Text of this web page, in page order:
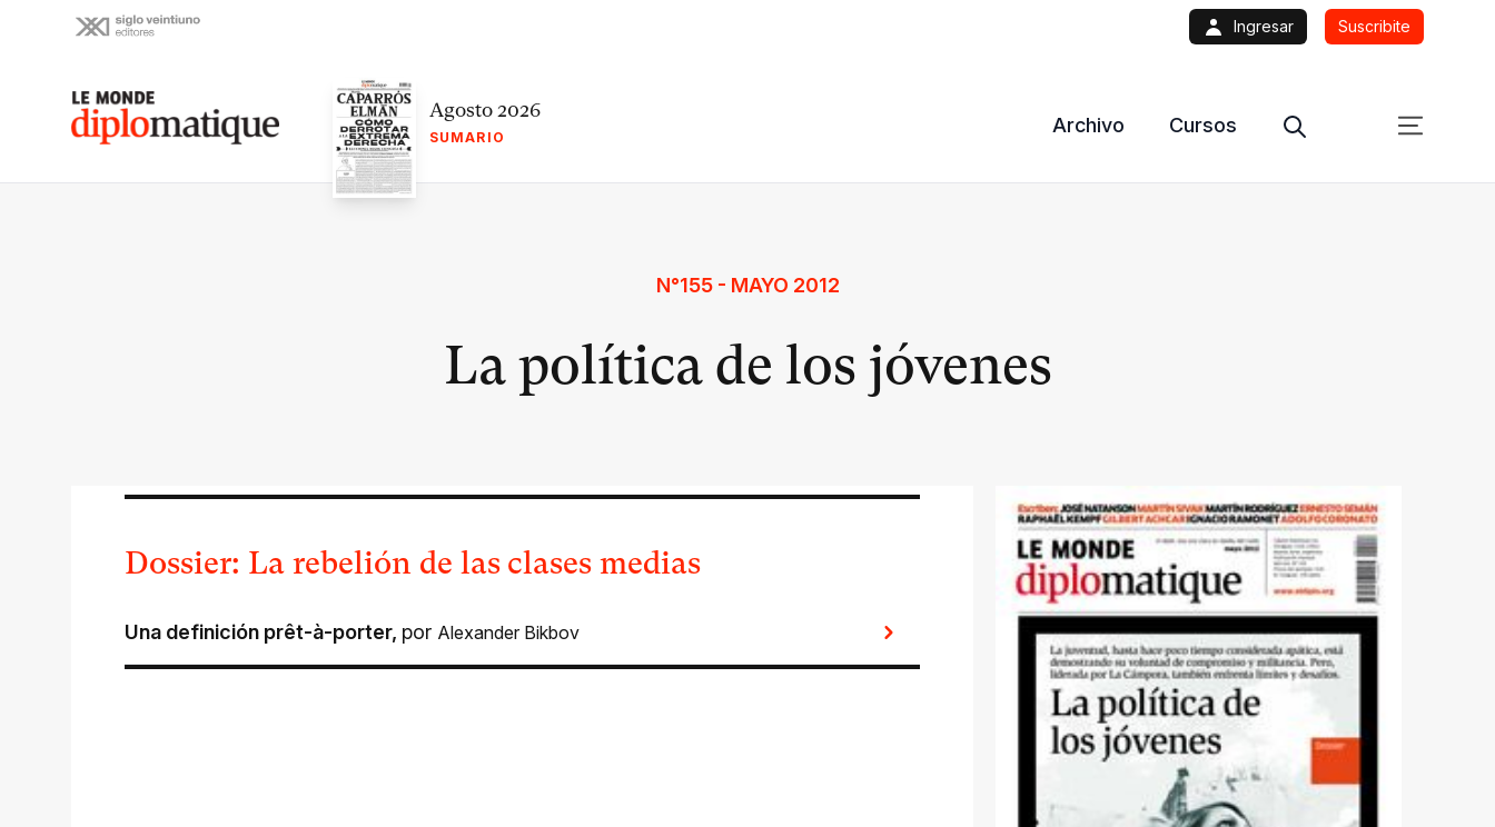
Ingresar Suscribite
Le monde diplomatique Agosto 2026
SUMARIO
Archivo Cursos
N°155 - MAYO 2012
La política de los jóvenes
Dossier: La rebelión de las clases medias
Una definición prêt-à-porter, por Alexander Bikbov